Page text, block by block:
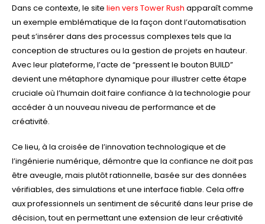
Dans ce contexte, le site lien vers Tower Rush apparaît comme
un exemple emblématique de la façon dont l’automatisation
peut s’insérer dans des processus complexes tels que la
conception de structures ou la gestion de projets en hauteur.
Avec leur plateforme, l’acte de “pressent le bouton BUILD”
devient une métaphore dynamique pour illustrer cette étape
cruciale où l’humain doit faire confiance à la technologie pour
accéder à un nouveau niveau de performance et de
créativité.
Ce lieu, à la croisée de l’innovation technologique et de
l’ingénierie numérique, démontre que la confiance ne doit pas
être aveugle, mais plutôt rationnelle, basée sur des données
vérifiables, des simulations et une interface fiable. Cela offre
aux professionnels un sentiment de sécurité dans leur prise de
décision, tout en permettant une extension de leur créativité